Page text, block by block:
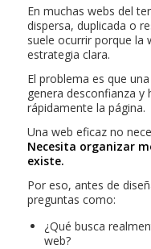
En muchas webs del
dispersa, duplicada o
suele ocurrir porque la
estrategia clara.
El problema es que
genera desconfianza y
rápidamente la página.
Una web eficaz no
Necesita organizar
existe.
Por eso, antes de
preguntas como:
¿Qué busca
web?